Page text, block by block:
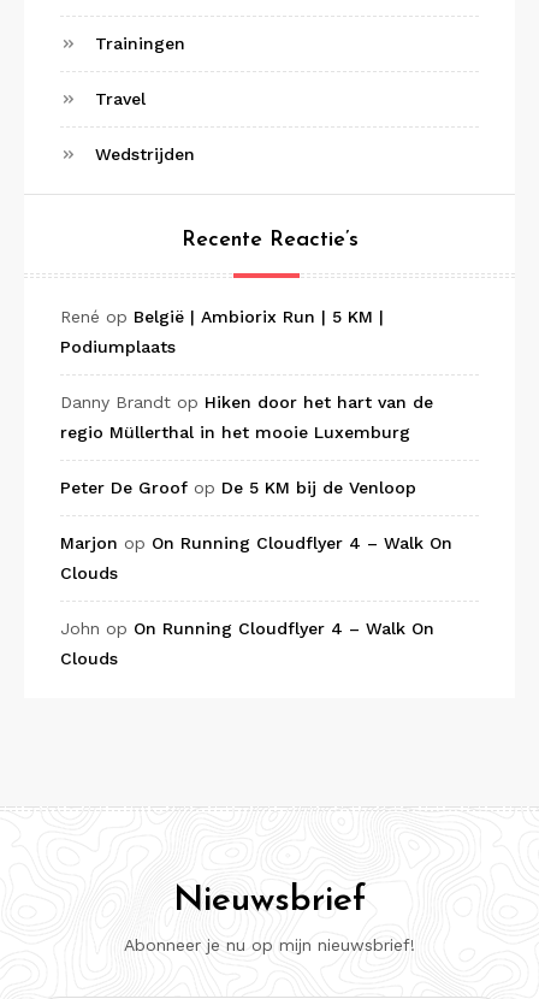
Trainingen
Travel
Wedstrijden
Recente Reactie’s
René op België | Ambiorix Run | 5 KM |
Podiumplaats
Danny Brandt op Hiken door het hart van de
regio Müllerthal in het mooie Luxemburg
Peter De Groof op De 5 KM bij de Venloop
Marjon op On Running Cloudflyer 4 – Walk On
Clouds
John op On Running Cloudflyer 4 – Walk On
Clouds
Nieuwsbrief
Abonneer je nu op mijn nieuwsbrief!